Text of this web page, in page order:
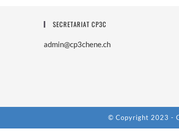
SECRETARIAT CP3C
admin@cp3chene.ch
© Copyright 2023 -